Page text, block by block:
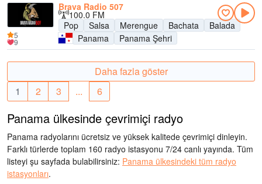
Brava Radio 507
100.0 FM
Pop
Salsa Merengue Bachata
Balada
Panama
Panama Şehri
5
9
Daha fazla göster
1
2 3 ... 6
Panama ülkesinde çevrimiçi radyo
Panama radyolarını ücretsiz ve yüksek kalitede çevrimiçi dinleyin.
Farklı türlerde toplam 160 radyo istasyonu 7/24 canlı yayında. Tüm
listeyi şu sayfada bulabilirsiniz: Panama ülkesindeki tüm radyo
istasyonları.